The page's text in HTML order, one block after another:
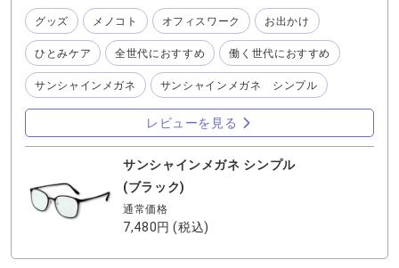
れています。とても軽くて、目が楽になるので手放せない
とのこと★ シンプルなので、ビジネスの場でもプライベー
トでも使用できます。おすすめ（写真ではブラックを着
用）
グッズ メノコト オフィスワーク お出かけ
ひとみケア 全世代におすすめ 働く世代におすすめ
サンシャインメガネ サンシャインメガネ シンプル
レビューを見る
サンシャインメガネ シンプル
(ブラック)
通常価格
7,480円(税込)